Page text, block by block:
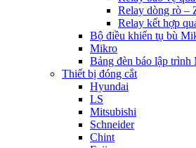
Relay dòng rò –
Relay kết hợp
Bộ điều khiển tụ bù
Mikro
Bảng đèn báo lập trình
Thiết bị đóng cắt
Hyundai
LS
Mitsubishi
Schneider
Chint